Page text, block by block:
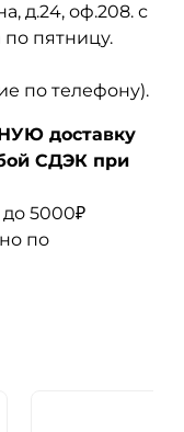
д.24, оф.208. с
по пятницу.
по телефону).
доставку
СДЭК при
до 5000₽
по